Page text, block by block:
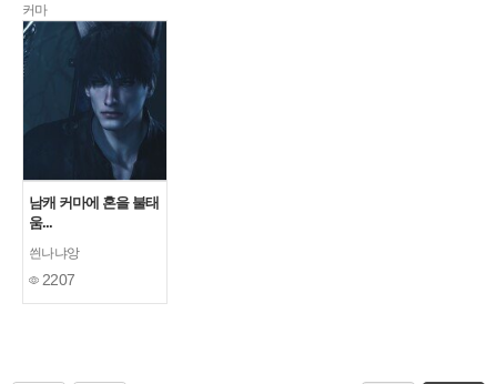
커마
남캐 커마에 혼을 불태
움...
씐나냐앙
2207